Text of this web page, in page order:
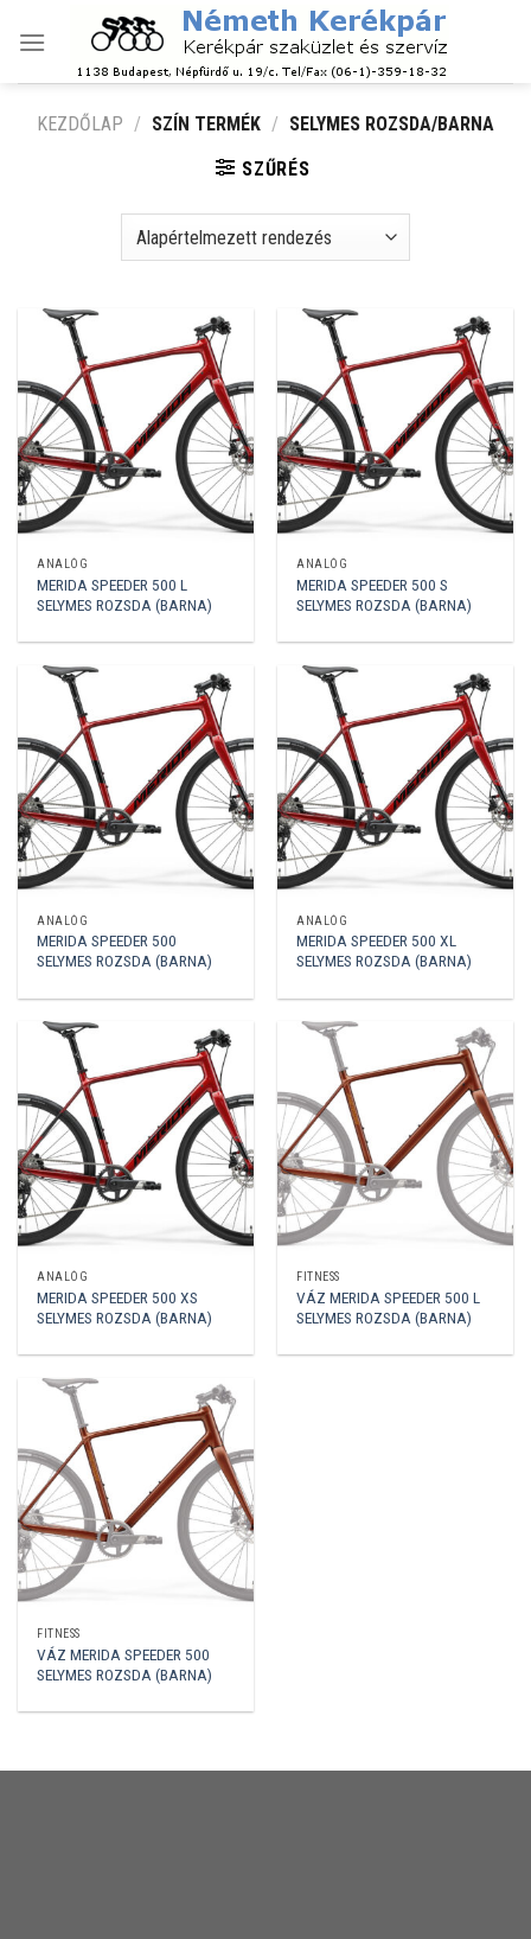
KEZDŐLAP / SZÍN TERMÉK / SELYMES ROZSDA/BARNA
SZŰRÉS
ANALÓG
MERIDA SPEEDER 500 L
SELYMES ROZSDA (BARNA)
ANALÓG
MERIDA SPEEDER 500 S
SELYMES ROZSDA (BARNA)
ANALÓG
MERIDA SPEEDER 500
SELYMES ROZSDA (BARNA)
ANALÓG
MERIDA SPEEDER 500 XL
SELYMES ROZSDA (BARNA)
ANALÓG
MERIDA SPEEDER 500 XS
SELYMES ROZSDA (BARNA)
FITNESS
VÁZ MERIDA SPEEDER 500 L
SELYMES ROZSDA (BARNA)
FITNESS
VÁZ MERIDA SPEEDER 500
SELYMES ROZSDA (BARNA)